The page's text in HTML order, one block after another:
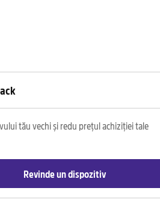
tău vechi și redu prețul achiziției tale
Revinde un dispozitiv